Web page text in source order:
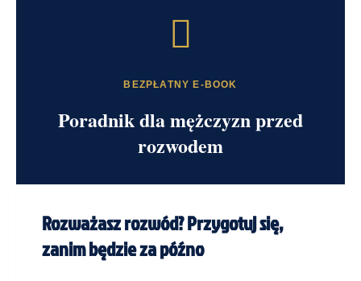
BEZPŁATNY E-BOOK
Poradnik dla mężczyzn przed
rozwodem
Rozważasz rozwód? Przygotuj się,
zanim będzie za późno